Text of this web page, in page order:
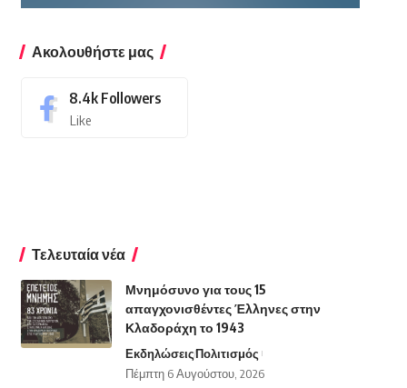
Ακολουθήστε μας
8.4k Followers
Like
Τελευταία νέα
Μνημόσυνο για τους 15
απαγχονισθέντες Έλληνες στην
Κλαδοράχη το 1943
ΕκδηλώσειςΠολιτισμός
Πέμπτη 6 Αυγούστου, 2026